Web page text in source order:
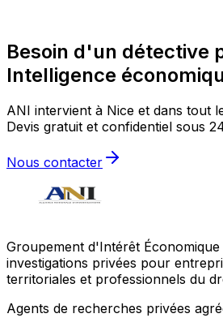
Besoin d'un détective
Intelligence
ANI intervient à Nice et dans tout
Devis gratuit et confidentiel sous
Nous contacter
Groupement d'Intérêt Économique
investigations privées pour
territoriales et professionnels du
Agents de recherches privées